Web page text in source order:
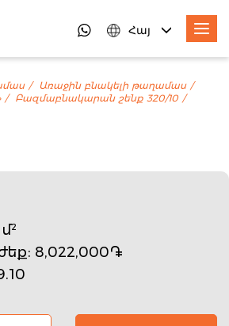
Հայ
Առաջին բնակելի թաղամաս
Բազմաբնակարան շենք 320/10
: 8,022,000֏